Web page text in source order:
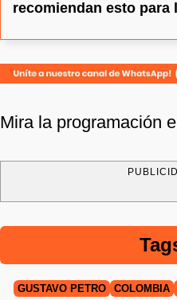
recomiendan esto para
Mira la programación
GUSTAVO PETRO COLOMBIA